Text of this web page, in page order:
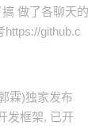
做了各聊天的
github.c
霖)独家发布
发框架, 已开